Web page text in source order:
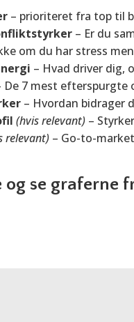
– prioriteret fra top til
– Er du
om du har stress
– Hvad driver dig,
De 7 mest efterspurgte
– Hvordan bidrager
(hvis relevant) –
relevant) – Go-to-
og se graferne